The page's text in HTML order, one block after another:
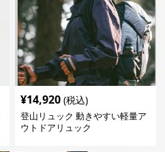
¥14,920 (税込)
登山リュック 動きやすい軽量ア
ウトドアリュック